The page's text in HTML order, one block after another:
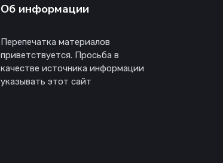
Об информации
Перепечатка материалов
приветствуется. Просьба в
качестве источника информации
указывать этот сайт